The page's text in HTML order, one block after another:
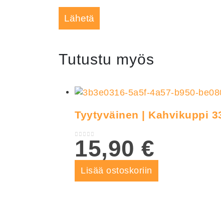
Tutustu myös
Tyytyväinen | Kahvikuppi
0out of 5
15,90 €
Lisää ostoskoriin